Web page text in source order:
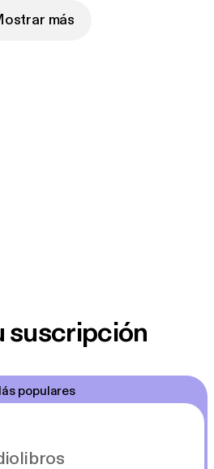
más
suscripción
populares